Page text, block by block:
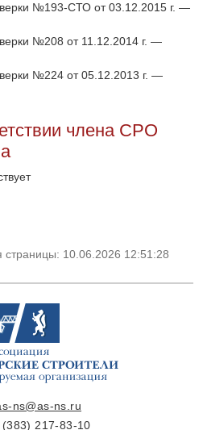
№193-СТО от 03.12.2015 г. —
№208 от 11.12.2014 г. —
№224 от 05.12.2013 г. —
члена СРО
страницы: 10.06.2026 12:51:28
ns@as-ns.ru
(383) 217-83-10